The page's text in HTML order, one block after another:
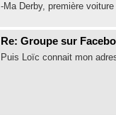
-Ma Derby, première
Re: Groupe sur
Puis Loïc connait mon